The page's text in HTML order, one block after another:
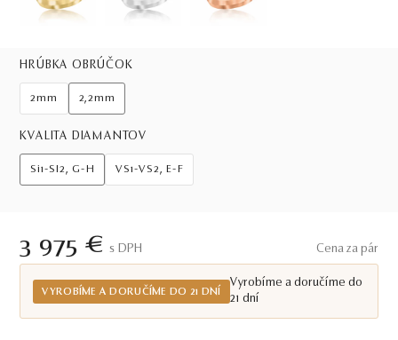
HRÚBKA OBRÚČOK
2mm 2,2mm
KVALITA DIAMANTOV
Si1-SI2, G-H VS1-VS2, E-F
3 975 € S DPH Cena za pár
VYROBÍME A DORUČÍME DO 21 DNÍ
Vyrobíme a doručíme do
21 dní